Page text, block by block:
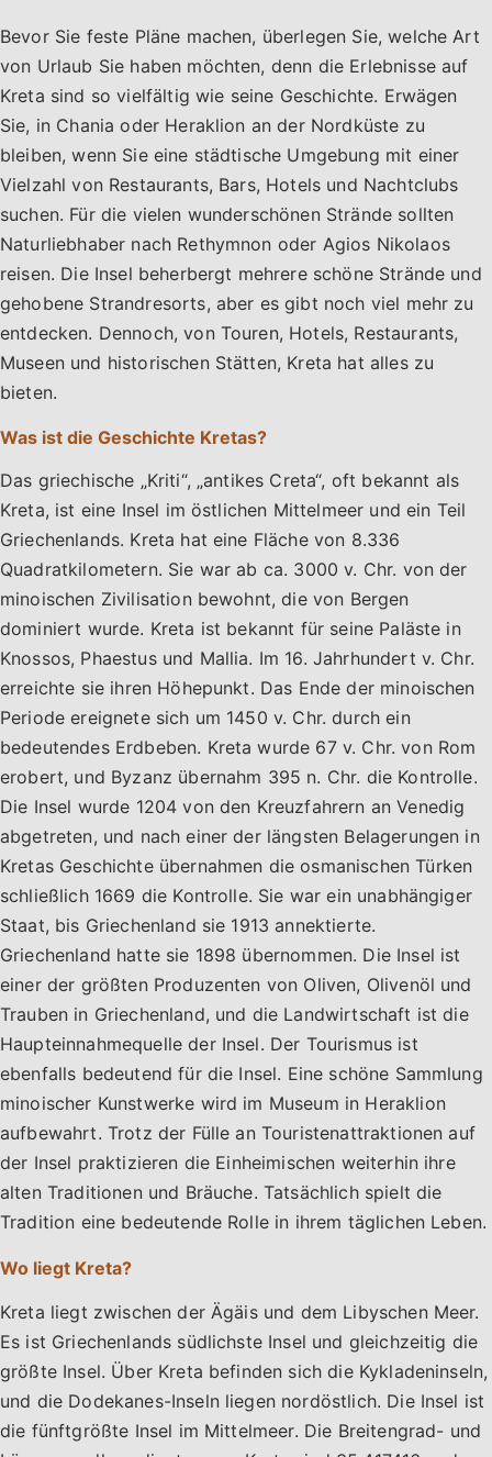
Bevor Sie feste Pläne machen, überlegen Sie, welche Art
von Urlaub Sie haben möchten, denn die Erlebnisse auf
Kreta sind so vielfältig wie seine Geschichte. Erwägen
Sie, in Chania oder Heraklion an der Nordküste zu
bleiben, wenn Sie eine städtische Umgebung mit einer
Vielzahl von Restaurants, Bars, Hotels und Nachtclubs
suchen. Für die vielen wunderschönen Strände sollten
Naturliebhaber nach Rethymnon oder Agios Nikolaos
reisen. Die Insel beherbergt mehrere schöne Strände und
gehobene Strandresorts, aber es gibt noch viel mehr zu
entdecken. Dennoch, von Touren, Hotels, Restaurants,
Museen und historischen Stätten, Kreta hat alles zu
bieten.
Was ist die Geschichte Kretas?
Das griechische „Kriti“, „antikes Creta“, oft bekannt als
Kreta, ist eine Insel im östlichen Mittelmeer und ein Teil
Griechenlands. Kreta hat eine Fläche von 8.336
Quadratkilometern. Sie war ab ca. 3000 v. Chr. von der
minoischen Zivilisation bewohnt, die von Bergen
dominiert wurde. Kreta ist bekannt für seine Paläste in
Knossos, Phaestus und Mallia. Im 16. Jahrhundert v. Chr.
erreichte sie ihren Höhepunkt. Das Ende der minoischen
Periode ereignete sich um 1450 v. Chr. durch ein
bedeutendes Erdbeben. Kreta wurde 67 v. Chr. von Rom
erobert, und Byzanz übernahm 395 n. Chr. die Kontrolle.
Die Insel wurde 1204 von den Kreuzfahrern an Venedig
abgetreten, und nach einer der längsten Belagerungen in
Kretas Geschichte übernahmen die osmanischen Türken
schließlich 1669 die Kontrolle. Sie war ein unabhängiger
Staat, bis Griechenland sie 1913 annektierte.
Griechenland hatte sie 1898 übernommen. Die Insel ist
einer der größten Produzenten von Oliven, Olivenöl und
Trauben in Griechenland, und die Landwirtschaft ist die
Haupteinnahmequelle der Insel. Der Tourismus ist
ebenfalls bedeutend für die Insel. Eine schöne Sammlung
minoischer Kunstwerke wird im Museum in Heraklion
aufbewahrt. Trotz der Fülle an Touristenattraktionen auf
der Insel praktizieren die Einheimischen weiterhin ihre
alten Traditionen und Bräuche. Tatsächlich spielt die
Tradition eine bedeutende Rolle in ihrem täglichen Leben.
Wo liegt Kreta?
Kreta liegt zwischen der Ägäis und dem Libyschen Meer.
Es ist Griechenlands südlichste Insel und gleichzeitig die
größte Insel. Über Kreta befinden sich die Kykladeninseln,
und die Dodekanes-Inseln liegen nordöstlich. Die Insel ist
die fünftgrößte Insel im Mittelmeer. Die Breitengrad- und